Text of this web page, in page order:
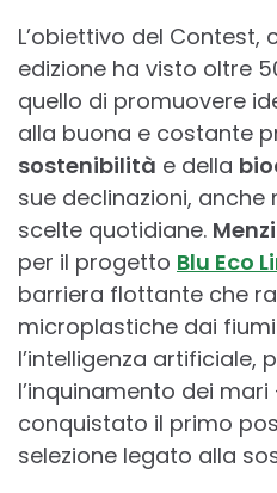
L’obiettivo del Contest,
edizione ha visto oltre
quello di promuovere
alla buona e costante
sostenibilità e della
sue declinazioni, anche
scelte quotidiane.
per il progetto Blu Eco
barriera flottante che
microplastiche dai
l’intelligenza artificiale,
l’inquinamento dei
conquistato il primo
selezione legato alla